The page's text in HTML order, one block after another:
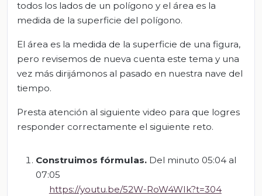
todos los lados de un polígono y el área es la
medida de la superficie del polígono.
El área es la medida de la superficie de una figura,
pero revisemos de nueva cuenta este tema y una
vez más dirijámonos al pasado en nuestra nave del
tiempo.
Presta atención al siguiente video para que logres
responder correctamente el siguiente reto.
Construimos fórmulas. Del minuto 05:04 al
07:05
https://youtu.be/52W-RoW4WIk?t=304